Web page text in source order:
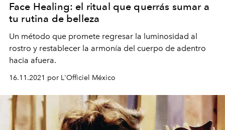
Face Healing: el ritual que querrás sumar a
tu rutina de belleza
Un método que promete regresar la luminosidad al
rostro y restablecer la armonía del cuerpo de adentro
hacia afuera.
16.11.2021 por L'Officiel México